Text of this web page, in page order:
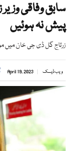
سابق وفاقی
پیش نہ ہوئیں
زرتاج گل ڈی جی خان میں
ویب ڈیسک April 19, 2023